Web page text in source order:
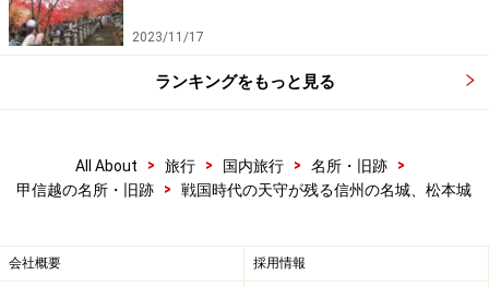
2023/11/17
ランキングをもっと見る
All About > 旅行 > 国内旅行 > 名所・旧跡
>
甲信越の名所・旧跡
> 戦国時代の天守が残る信州の名城、松本城
会社概要 採用情報